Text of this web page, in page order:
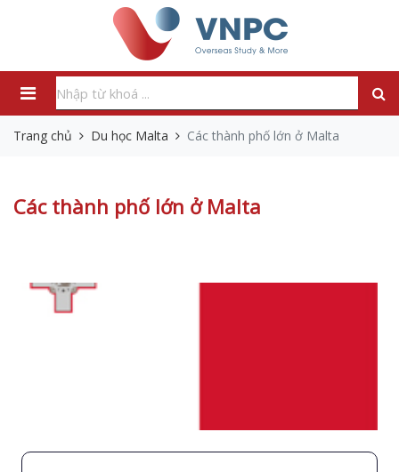
Trang chủ Du học Malta Các thành phố lớn ở Malta
Các thành phố lớn ở Malta